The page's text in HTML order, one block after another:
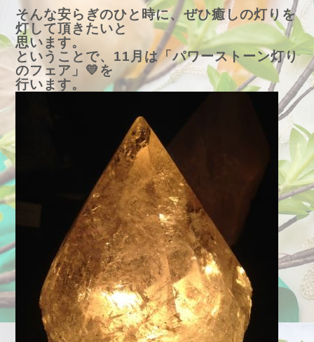
そんな安らぎのひと時に、ぜひ癒しの灯りを
灯して頂きたいと
思います。
ということで、11月は「パワーストーン灯り
のフェア」💛を
行います。